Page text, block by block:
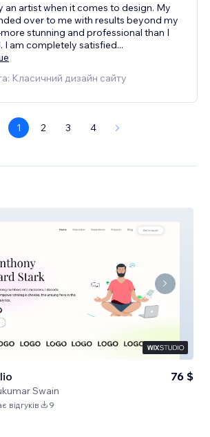
an artist when it comes to design. My
over to me with results beyond my
stunning and professional than I
I am completely satisfied...
Класичний дизайн сайту
1 2 3 4
Swain
76 $
відгуків 9